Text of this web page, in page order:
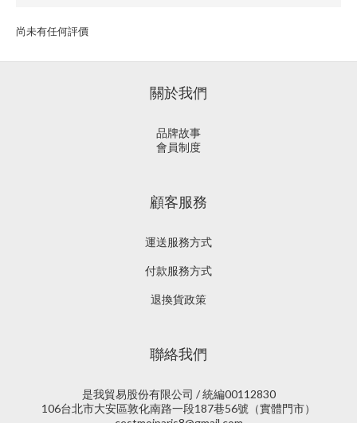
尚未有任何評價
關於我們
品牌故事
會員制度
顧客服務
運送服務方式
付款服務方式
退換貨政策
聯絡我們
是我貿易股份有限公司 / 統編00112830
106台北市大安區敦化南路一段187巷56號（實體門市）